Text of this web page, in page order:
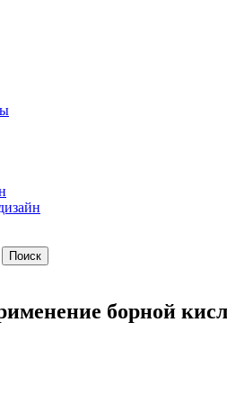
строительстве и ремонтах
борной